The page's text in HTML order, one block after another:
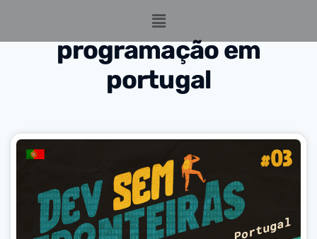
programação em
portugal